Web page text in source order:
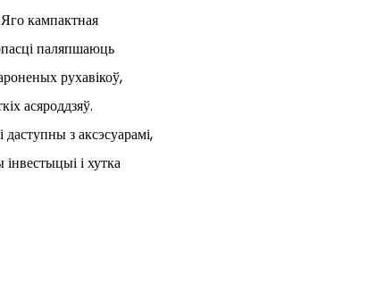
кампактная
паляпшаюць
рухавікоў,
асяроддзяў.
з аксэсуарамі,
і хутка